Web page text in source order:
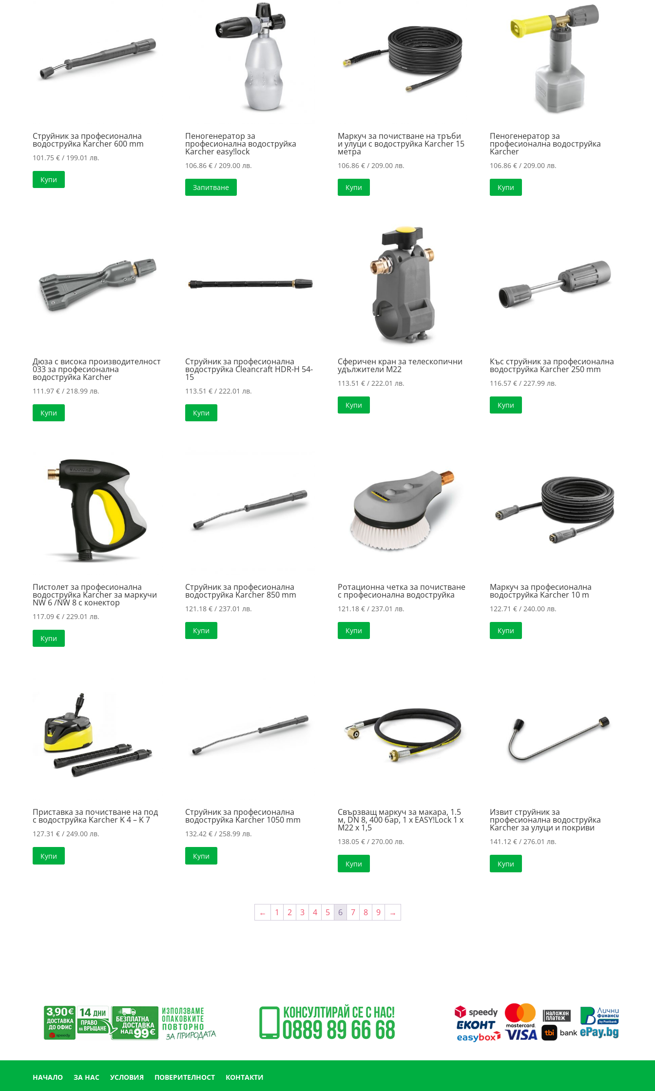
Струйник за професионална
водоструйка Karcher 600 mm
101.75€ / 199.01 лв.
Купи
Пеногенератор за
професионална водоструйка
Karcher easy!lock
106.86 €/ 209.00 лв.
Запитване
Маркуч за почистване на тръби
и улуци с водоструйка Karcher 15
метра
106.86 €/ 209.00 лв.
Купи
Пеногенератор за
професионална водоструйка
Karcher
106.86€ / 209.00 лв.
Купи
Дюза с висока производителност
033 за професионална
водоструйка Karcher
111.97€ / 218.99 лв.
Купи
Струйник за професионална
водоструйка Cleancraft HDR-H 54-
15
113.51 €/ 222.01 лв.
Купи
Сферичен кран за телескопични
удължители M22
113.51 €/ 222.01 лв.
Купи
Къс струйник за професионална
водоструйка Karcher 250 mm
116.57€ / 227.99 лв.
Купи
Пистолет за професионална
водоструйка Karcher за маркучи
NW 6 /NW 8 с конектор
117.09€ / 229.01 лв.
Купи
Струйник за професионална
водоструйка Karcher 850 mm
121.18 €/ 237.01 лв.
Купи
Ротационна четка за почистване
с професионална водоструйка
121.18 €/ 237.01 лв.
Купи
Маркуч за професионална
водоструйка Karcher 10 m
122.71€ / 240.00 лв.
Купи
Приставка за почистване на под
с водоструйка Karcher K 4 – K 7
127.31€ / 249.00 лв.
Купи
Струйник за професионална
водоструйка Karcher 1050 mm
132.42 €/ 258.99 лв.
Купи
Свързващ маркуч за макара, 1.5
м, DN 8, 400 бар, 1 x EASY!Lock 1 x
M22 x 1,5
138.05 €/ 270.00 лв.
Купи
Извит струйник за
професионална водоструйка
Karcher за улуци и покриви
141.12€ / 276.01 лв.
Купи
← 1 2 3 4 5 6 7 8 9 →
НАЧАЛО ЗА НАС УСЛОВИЯ ПОВЕРИТЕЛНОСТ КОНТАКТИ